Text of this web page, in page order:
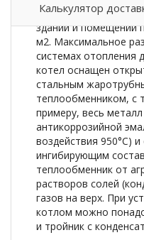
Калькулятор
Отлично подходит
зданий и помещений
м2. Максимальное
системах отопления
котел оснащен
стальным
теплообменником, с
примеру, весь
антикоррозийной
воздействия 950°С)
ингибирующим
теплообменник от
растворов солей
газов на верх. При
котлом можно
и тройник с